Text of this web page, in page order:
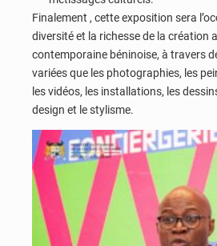
Finalement , cette exposition sera
diversité et la richesse de la création
contemporaine béninoise, à travers
variées que les photographies, les
les vidéos, les installations, les
design et le stylisme.